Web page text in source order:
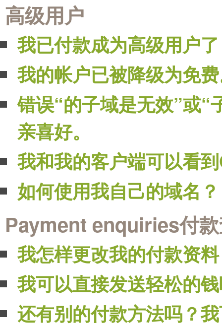
高级用户
我已付款成为高级用户
我的帐户已被降级为免
错误“的子域是无效”或“
亲喜好。
我和我的客户端可以看
如何使用我自己的域名？
Payment enquiries付
我怎样更改我的付款资
我可以直接发送轻松的
还有别的付款方法吗？